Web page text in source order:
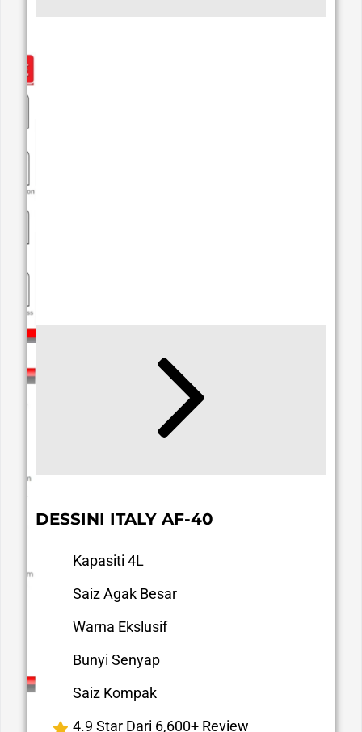
DESSINI ITALY AF-40
Kapasiti 4L
Saiz Agak Besar
Warna Ekslusif
Bunyi Senyap
Saiz Kompak
4.9 Star Dari 6,600+ Review